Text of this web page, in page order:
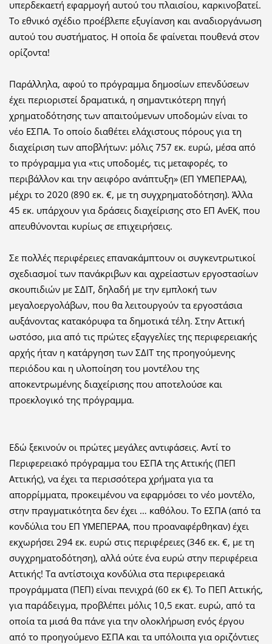
υπερδεκαετή εφαρμογή αυτού του πλαισίου, καρκινοβατεί.
Το εθνικό σχέδιο προέβλεπε εξυγίανση και αναδιοργάνωση
αυτού του συστήματος. Η οποία δε φαίνεται πουθενά στον
ορίζοντα!
Παράλληλα, αφού το πρόγραμμα δημοσίων επενδύσεων
έχει περιοριστεί δραματικά, η σημαντικότερη πηγή
χρηματοδότησης των απαιτούμενων υποδομών είναι το
νέο ΕΣΠΑ. Το οποίο διαθέτει ελάχιστους πόρους για τη
διαχείριση των αποβλήτων: μόλις 757 εκ. ευρώ, μέσα από
το πρόγραμμα για «τις υποδομές, τις μεταφορές, το
περιβάλλον και την αειφόρο ανάπτυξη» (ΕΠ ΥΜΕΠΕΡΑΑ),
μέχρι το 2020 (890 εκ. €, με τη συγχρηματοδότηση). Άλλα
45 εκ. υπάρχουν για δράσεις διαχείρισης στο ΕΠ ΑνΕΚ, που
απευθύνονται κυρίως σε επιχειρήσεις.
Σε πολλές περιφέρειες επανακάμπτουν οι συγκεντρωτικοί
σχεδιασμοί των πανάκριβων και αχρείαστων εργοστασίων
σκουπιδιών με ΣΔΙΤ, δηλαδή με την εμπλοκή των
μεγαλοεργολάβων, που θα λειτουργούν τα εργοστάσια
αυξάνοντας κατακόρυφα τα δημοτικά τέλη. Στην Αττική
ωστόσο, μια από τις πρώτες εξαγγελίες της περιφερειακής
αρχής ήταν η κατάργηση των ΣΔΙΤ της προηγούμενης
περιόδου και η υλοποίηση του μοντέλου της
αποκεντρωμένης διαχείρισης που αποτελούσε και
προεκλογικό της πρόγραμμα.
Εδώ ξεκινούν οι πρώτες μεγάλες αντιφάσεις. Αντί το
Περιφερειακό πρόγραμμα του ΕΣΠΑ της Αττικής (ΠΕΠ
Αττικής), να έχει τα περισσότερα χρήματα για τα
απορρίμματα, προκειμένου να εφαρμόσει το νέο μοντέλο,
στην πραγματικότητα δεν έχει … καθόλου. Το ΕΣΠΑ (από τα
κονδύλια του ΕΠ ΥΜΕΠΕΡΑΑ, που προαναφέρθηκαν) έχει
εκχωρήσει 294 εκ. ευρώ στις περιφέρειες (346 εκ. €, με τη
συγχρηματοδότηση), αλλά ούτε ένα ευρώ στην περιφέρεια
Αττικής! Τα αντίστοιχα κονδύλια στα περιφερειακά
προγράμματα (ΠΕΠ) είναι πενιχρά (60 εκ €). Το ΠΕΠ Αττικής,
για παράδειγμα, προβλέπει μόλις 10,5 εκατ. ευρώ, από τα
οποία τα μισά θα πάνε για την ολοκλήρωση ενός έργου
από το προηγούμενο ΕΣΠΑ και τα υπόλοιπα για οριζόντιες